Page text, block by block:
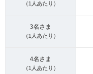
（1人あたり）
3名さま
（1人あたり）
4名さま
（1人あたり）